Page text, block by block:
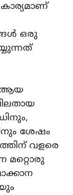
ഒരു
ആയ
ശേഷം
വളരെ
മറ്റൊരു